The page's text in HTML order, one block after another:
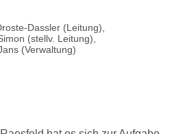
Dassler (Leitung),
(stellv. Leitung),
(Verwaltung)